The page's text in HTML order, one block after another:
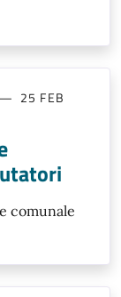
25 FEB
comunale